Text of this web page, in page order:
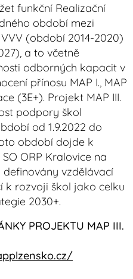
funkční Realizační
období mezi
(období 2014-2020)
a to včetně
odborných kapacit v
přínosu MAP I., MAP
(3E+). Projekt MAP III.
podpory škol
od 1.9.2022 do
období dojde k
ORP Kralovice na
definovány vzdělávací
k rozvoji škol jako celku
2030+.
PROJEKTU MAP III.